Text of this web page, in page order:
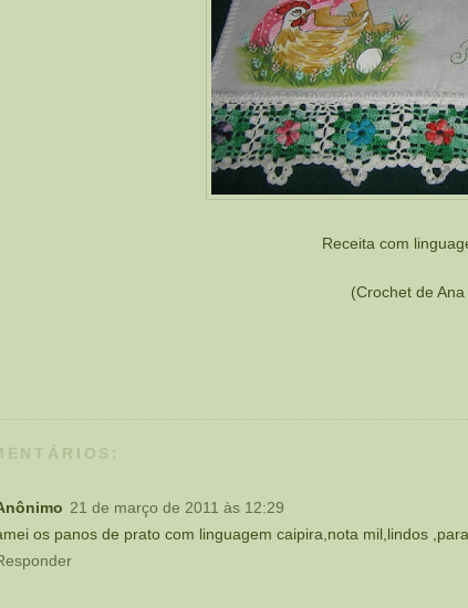
Receita com
(Crochet de
21 de março de 2011 às 12:29
os panos de prato com linguagem caipira,nota mil,lindos